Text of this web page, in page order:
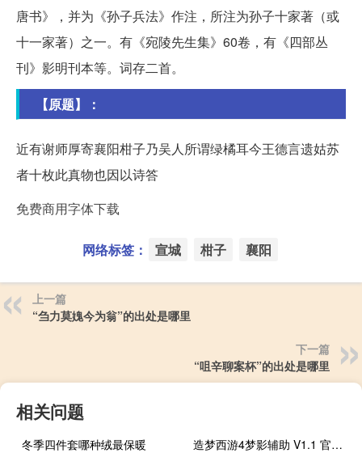
唐书》，并为《孙子兵法》作注，所注为孙子十家著（或
十一家著）之一。有《宛陵先生集》60卷，有《四部丛
刊》影明刊本等。词存二首。
【原题】：
近有谢师厚寄襄阳柑子乃吴人所谓绿橘耳今王德言遗姑苏
者十枚此真物也因以诗答
免费商用字体下载
网络标签： 宣城 柑子 襄阳
上一篇
“刍力莫媿今为翁”的出处是哪里
下一篇
“咀辛聊案杯”的出处是哪里
相关问题
冬季四件套哪种绒最保暖 造梦西游4梦影辅助 V1.1 官方最新版（造梦西游4梦影辅助 V1.1 官方最新版功能简介）